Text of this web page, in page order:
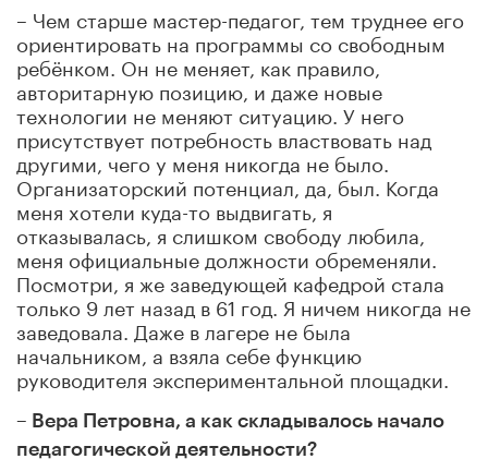
– Чем старше мастер-педагог, тем труднее его
ориентировать на программы со свободным
ребёнком. Он не меняет, как правило,
авторитарную позицию, и даже новые
технологии не меняют ситуацию. У него
присутствует потребность властвовать над
другими, чего у меня никогда не было.
Организаторский потенциал, да, был. Когда
меня хотели куда-то выдвигать, я
отказывалась, я слишком свободу любила,
меня официальные должности обременяли.
Посмотри, я же заведующей кафедрой стала
только 9 лет назад в 61 год. Я ничем никогда не
заведовала. Даже в лагере не была
начальником, а взяла себе функцию
руководителя экспериментальной площадки.
– Вера Петровна, а как складывалось начало
педагогической деятельности?